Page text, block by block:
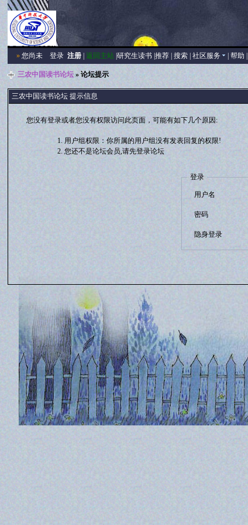
» 您尚未登录 注册 |返回主站 |研究生读书 |推荐 |搜索 |社区服务 |帮助
三农中国读书论坛 » 论坛提示
三农中国读书论坛 提示信息
您没有登录或者您没有权限访问此页面，可能有如下几个原因:
用户组权限：你所属的用户组没有发表回复的权限!
您还不是论坛会员,请先登录论坛
登录
用户名
密码
隐身登录